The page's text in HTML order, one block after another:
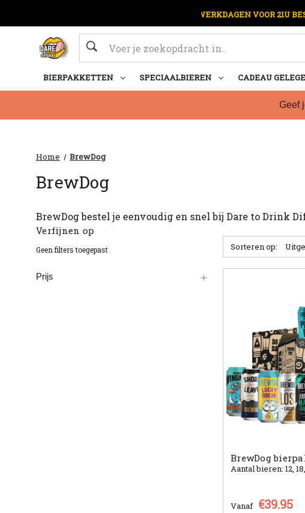
OP WERKDAGEN VOOR 21U
Zoeken
BIERPAKKETTEN SPECIAALBIEREN CADEAU
Geef
Home BrewDog
BrewDog
BrewDog bestel je eenvoudig en snel bij Dare to Drink
Verfijnen op
Geen filters toegepast
Prijs
Sorteren op:
BrewDog
Aantal bieren: 12,
Vanaf €39.95